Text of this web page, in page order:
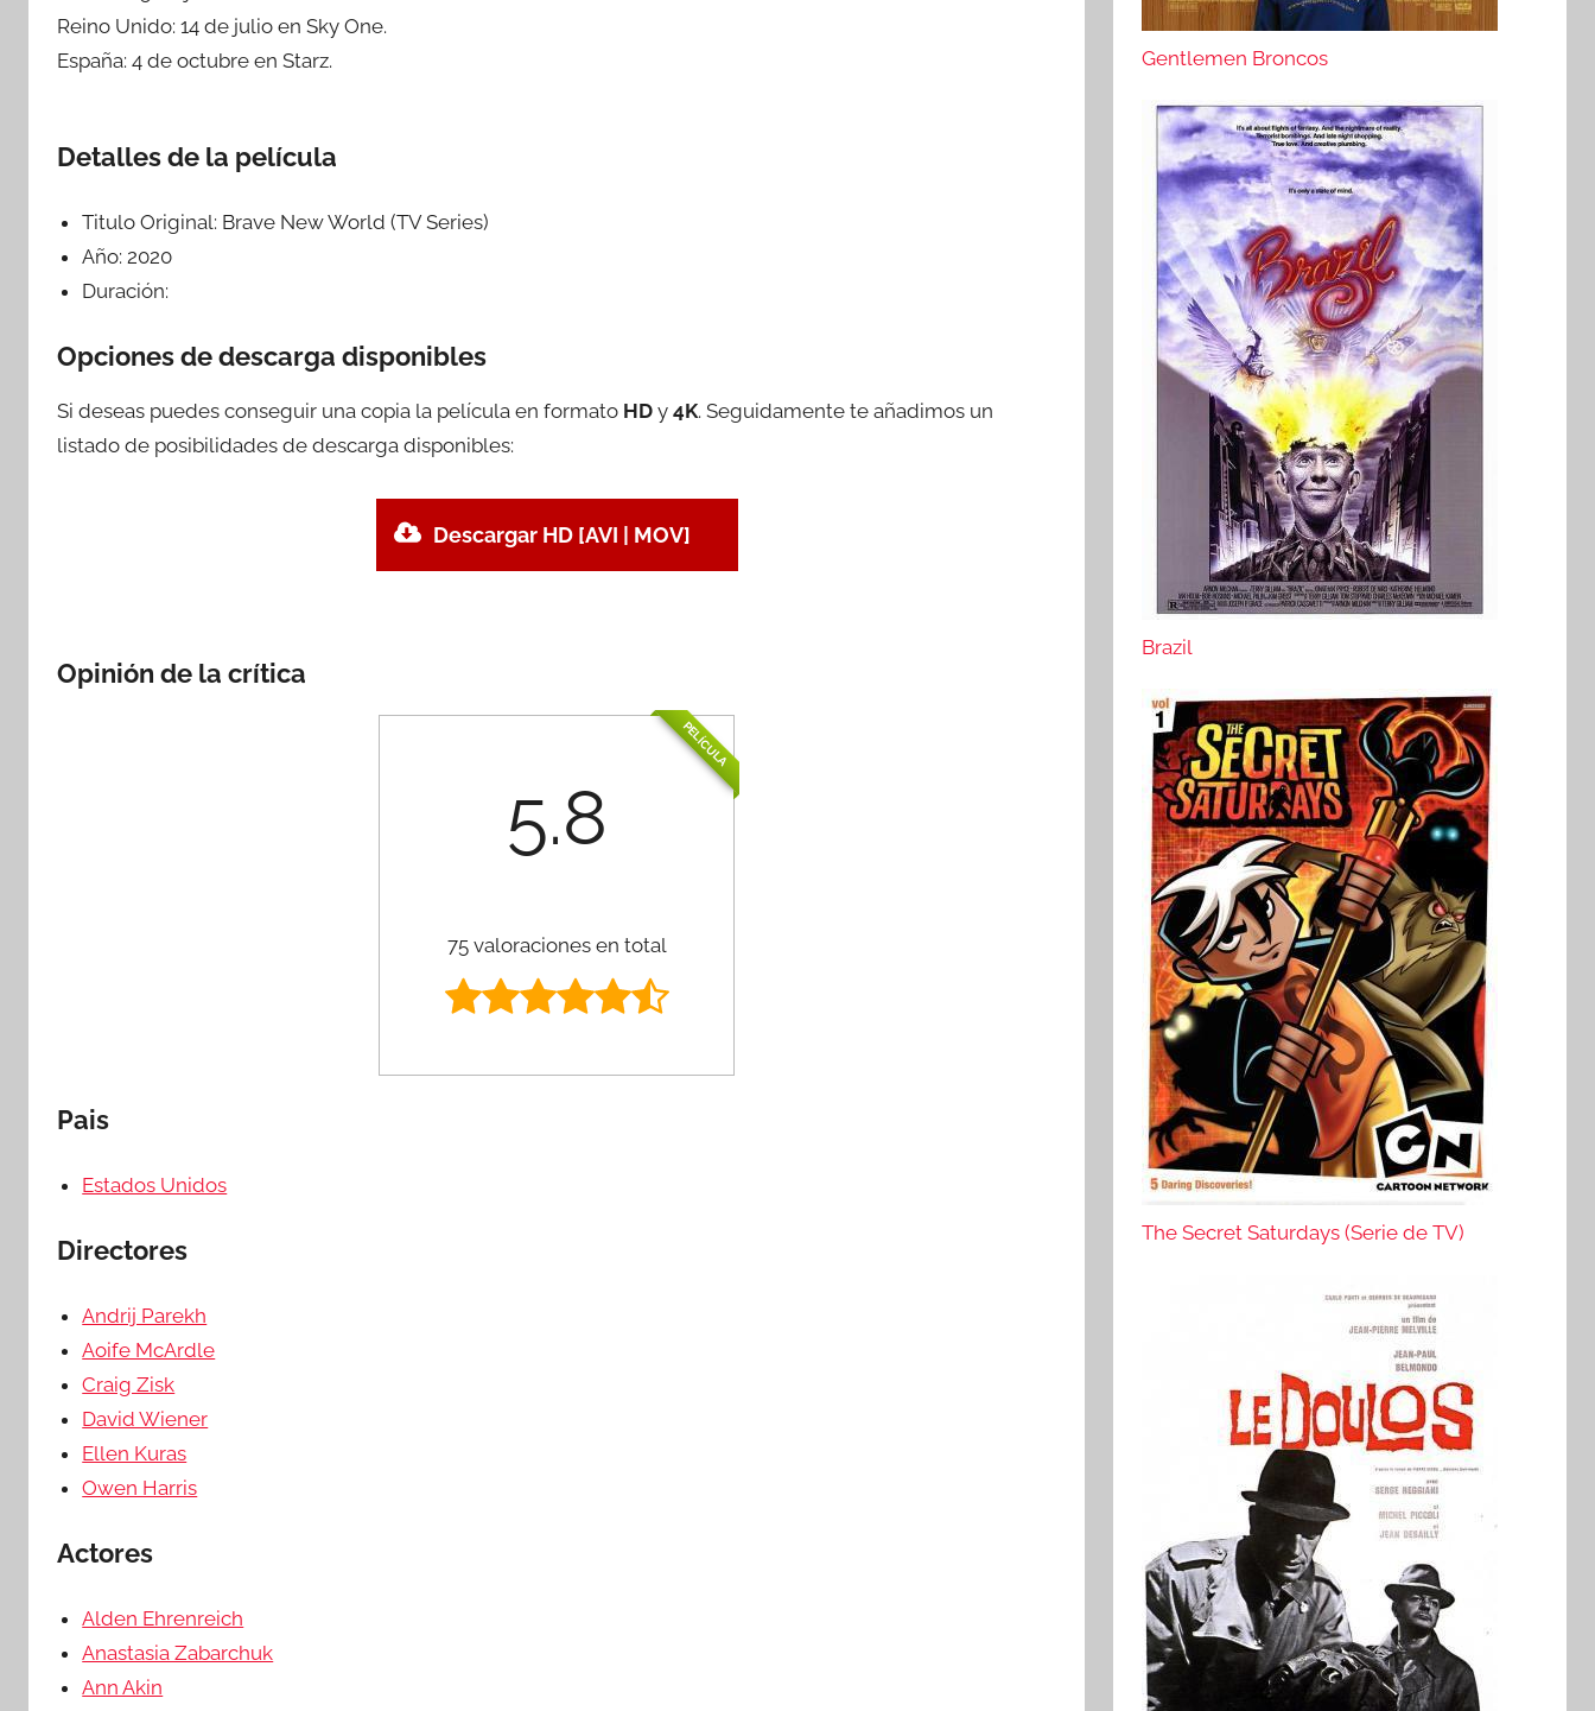
Reino Unido: 14 de julio en Sky One.
España: 4 de octubre en Starz.
Detalles de la película
Titulo Original: Brave New World (TV Series)
Año: 2020
Duración:
Opciones de descarga disponibles
Si deseas puedes conseguir una copia la película en formato HD y 4K. Seguidamente te añadimos un
listado de posibilidades de descarga disponibles:
Descargar HD [AVI | MOV]
Opinión de la crítica
PELÍCULA
5.8
75 valoraciones en total
Pais
Estados Unidos
Directores
Andrij Parekh
Aoife McArdle
Craig Zisk
David Wiener
Ellen Kuras
Owen Harris
Actores
Alden Ehrenreich
Anastasia Zabarchuk
Ann Akin
Gentlemen Broncos
Brazil
The Secret Saturdays (Serie de TV)